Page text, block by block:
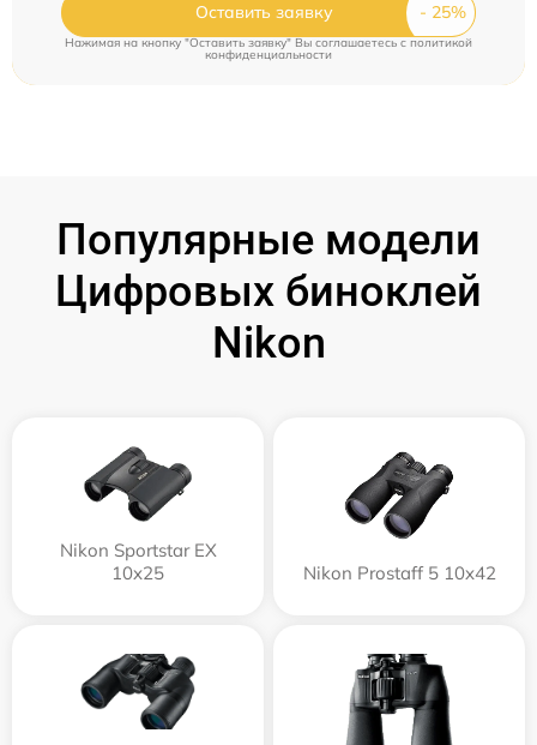
Оставить заявку
Нажимая на кнопку "Оставить заявку" Вы соглашаетесь cполитикой
конфиденциальности
Популярные модели
Цифровых биноклей
Nikon
Nikon Sportstar EX
10x25
Nikon Prostaff 5 10x42